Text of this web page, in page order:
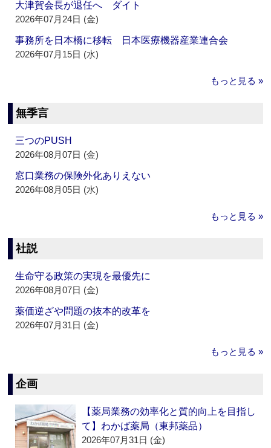
大津賀会長が退任へ ダイト
2026年07月24日 (金)
事務所を日本橋に移転 日本医療機器産業連合会
2026年07月15日 (水)
もっと見る »
無季言
三つのPUSH
2026年08月07日 (金)
窓口業務の保険外化ありえない
2026年08月05日 (水)
もっと見る »
社説
生命守る政策の実現を最優先に
2026年08月07日 (金)
薬価逆ざや問題の抜本的改革を
2026年07月31日 (金)
もっと見る »
企画
【薬局業務の効率化と質的向上を目指し
て】わかば薬局（東邦薬品）
2026年07月31日 (金)